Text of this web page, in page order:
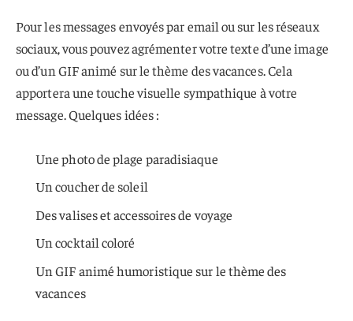
Pour les messages envoyés par email ou sur les réseaux
sociaux, vous pouvez agrémenter votre texte d’une image
ou d’un GIF animé sur le thème des vacances. Cela
apportera une touche visuelle sympathique à votre
message. Quelques idées :
Une photo de plage paradisiaque
Un coucher de soleil
Des valises et accessoires de voyage
Un cocktail coloré
Un GIF animé humoristique sur le thème des
vacances